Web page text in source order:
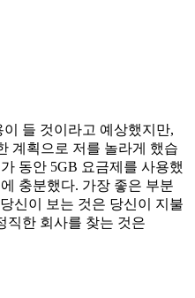
들 것이라고 예상했지만,
계획으로 저를 놀라게 했습
동안 5GB 요금제를 사용했
충분했다. 가장 좋은 부분
신이 보는 것은 당신이 지불
직한 회사를 찾는 것은